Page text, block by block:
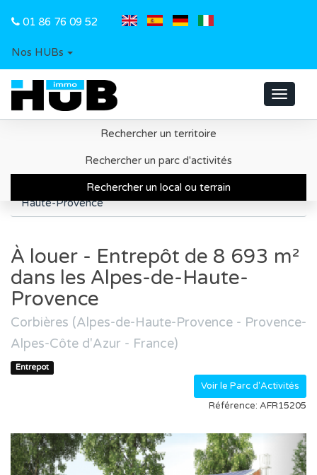
01 86 76 09 52
Nos HUBs
Toggle
Rechercher un territoire
Rechercher un parc d'activités
Rechercher un local ou terrain
Recherche d'un local ou d'un terrain
Département des Alpes de Haute Provence
À louer - Entrepôt de 8 693 m² dans les Alpes-de-
Haute-Provence
À louer - Entrepôt de 8 693 m²
dans les Alpes-de-Haute-
Provence
Corbières (Alpes-de-Haute-Provence - Provence-
Alpes-Côte d'Azur - France)
Entrepot
Voir le Parc d'Activités
Référence: AFR15205